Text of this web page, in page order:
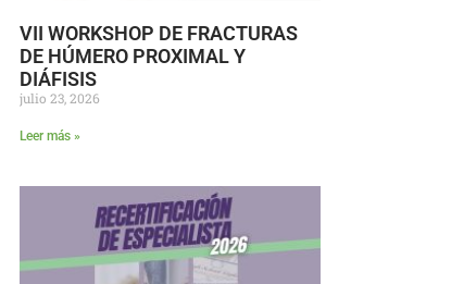
VII WORKSHOP DE FRACTURAS
DE HÚMERO PROXIMAL Y
DIÁFISIS
julio 23, 2026
Leer más »